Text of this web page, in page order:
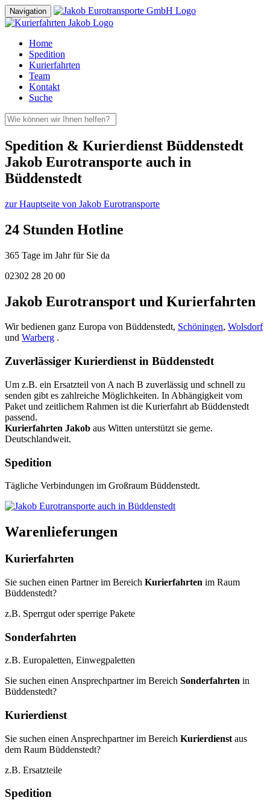
Navigation
Home
Spedition
Kurierfahrten
Team
Kontakt
Suche
Spedition & Kurierdienst Büddenstedt
Jakob Eurotransporte auch in
Büddenstedt
zur Hauptseite von Jakob Eurotransporte
24 Stunden Hotline
365 Tage im Jahr für Sie da
02302 28 20 00
Jakob Eurotransport und Kurierfahrten
Wir bedienen ganz Europa von Büddenstedt, Schöningen, Wolsdorf
und Warberg .
Zuverlässiger Kurierdienst in Büddenstedt
Um z.B. ein Ersatzteil von A nach B zuverlässig und schnell zu
senden gibt es zahlreiche Möglichkeiten. In Abhängigkeit vom
Paket und zeitlichem Rahmen ist die Kurierfahrt ab Büddenstedt
passend.
Kurierfahrten Jakob aus Witten unterstützt sie gerne.
Deutschlandweit.
Spedition
Tägliche Verbindungen im Großraum Büddenstedt.
Warenlieferungen
Kurierfahrten
Sie suchen einen Partner im Bereich Kurierfahrten im Raum
Büddenstedt?
z.B. Sperrgut oder sperrige Pakete
Sonderfahrten
z.B. Europaletten, Einwegpaletten
Sie suchen einen Ansprechpartner im Bereich Sonderfahrten in
Büddenstedt?
Kurierdienst
Sie suchen einen Ansprechpartner im Bereich Kurierdienst aus
dem Raum Büddenstedt?
z.B. Ersatzteile
Spedition